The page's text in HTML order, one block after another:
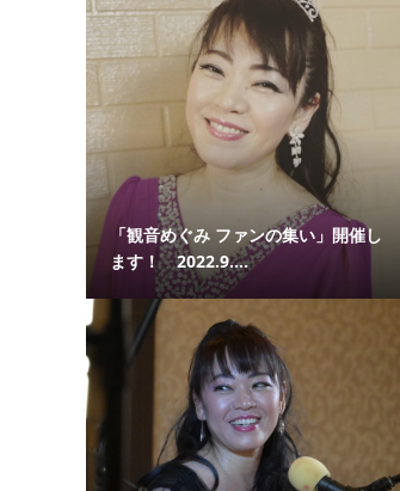
「観音めぐみ ファンの集い」開催し
ます！ 2022.9....